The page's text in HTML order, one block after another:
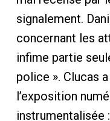
signalement.
concernant les
infime partie
police ». Clucas
l’exposition
instrumentalisée